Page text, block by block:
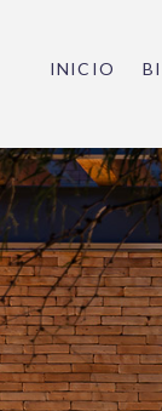
INICIO